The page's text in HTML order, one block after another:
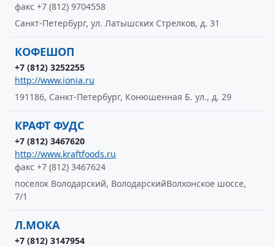
факс +7 (812) 9704558
Санкт-Петербург, ул. Латышских Стрелков, д. 31
КОФЕШОП
+7 (812) 3252255
http://www.ionia.ru
191186, Санкт-Петербург, Конюшенная Б. ул., д. 29
КРАФТ ФУДС
+7 (812) 3467620
http://www.kraftfoods.ru
факс +7 (812) 3467624
поселок Володарский, ВолодарскийВолхонское шоссе,
7/1
Л.МОКА
+7 (812) 3147954